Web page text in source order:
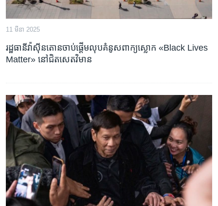
11 មីនា 2025
រដ្ឋធានីវ៉ាស៊ីនតោនចាប់ផ្តើមលុបគំនូសពាក្យស្លោក «Black Lives
Matter» នៅជិតសេតវិមាន